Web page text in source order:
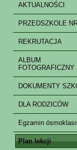
AKTUALNOŚCI
PRZEDSZKOLE
REKRUTACJA
ALBUM
FOTOGRAFICZNY
DOKUMENTY
DLA RODZICÓW
Egzamin
Plan lekcji